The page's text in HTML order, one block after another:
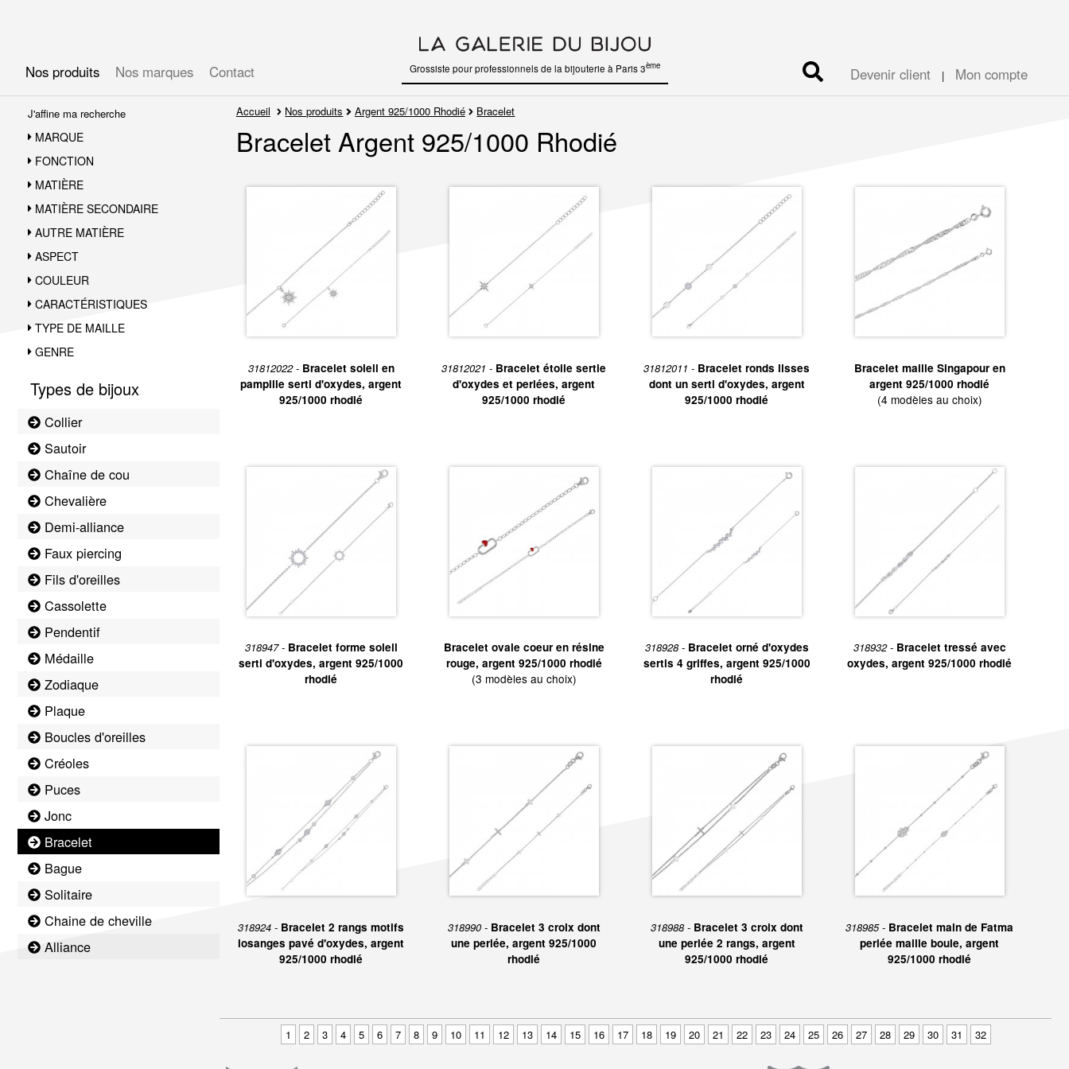
Nos produits Nos marques Contact Devenir client | Mon compte
Grossiste pour professionnels de la bijouterie à Paris 3ème
J'affine ma recherche
MARQUE
FONCTION
MATIÈRE
MATIÈRE SECONDAIRE
AUTRE MATIÈRE
ASPECT
COULEUR
CARACTÉRISTIQUES
TYPE DE MAILLE
GENRE
Types de bijoux
Collier
Sautoir
Chaîne de cou
Chevalière
Demi-alliance
Faux piercing
Fils d'oreilles
Cassolette
Pendentif
Médaille
Zodiaque
Plaque
Boucles d'oreilles
Créoles
Puces
Jonc
Bracelet
Bague
Solitaire
Chaine de cheville
Alliance
Accueil Nos produits Argent 925/1000 Rhodié Bracelet
Bracelet Argent 925/1000 Rhodié
31812022 - Bracelet soleil en
pampille serti d'oxydes, argent
925/1000 rhodié
31812021 - Bracelet étoile sertie
d'oxydes et perlées, argent
925/1000 rhodié
31812011 - Bracelet ronds lisses
dont un serti d'oxydes, argent
925/1000 rhodié
Bracelet maille Singapour en
argent 925/1000 rhodié
(4 modèles au choix)
318947 - Bracelet forme soleil
serti d'oxydes, argent 925/1000
rhodié
Bracelet ovale coeur en résine
rouge, argent 925/1000 rhodié
(3 modèles au choix)
318928 - Bracelet orné d'oxydes
sertis 4 griffes, argent 925/1000
rhodié
318932 - Bracelet tressé avec
oxydes, argent 925/1000 rhodié
318924 - Bracelet 2 rangs motifs
losanges pavé d'oxydes, argent
925/1000 rhodié
318990 - Bracelet 3 croix dont
une perlée, argent 925/1000
rhodié
318988 - Bracelet 3 croix dont
une perlée 2 rangs, argent
925/1000 rhodié
318985 - Bracelet main de Fatma
perlée maille boule, argent
925/1000 rhodié
1 2 3 4 5 6 7 8 9 10 11 12 13 14 15 16 17 18 19 20 21 22 23 24 25 26 27 28 29 30 31 32